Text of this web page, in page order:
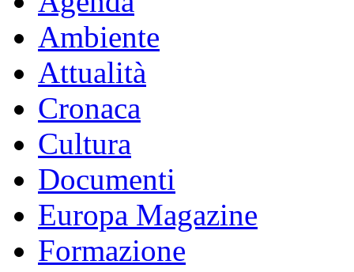
Ambiente
Attualità
Cronaca
Cultura
Documenti
Europa Magazine
Formazione